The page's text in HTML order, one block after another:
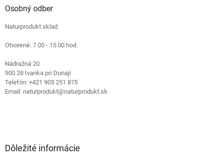
Osobný odber
Naturprodukt sklad
Otvorené: 7.00 - 15.00 hod.
Nádražná 20
900 28 Ivanka pri Dunaji
Telefón: +421 905 251 875
Email: naturprodukt@naturprodukt.sk
Dôležité informácie